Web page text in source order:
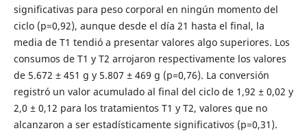
significativas para peso corporal en ningún momento del
ciclo (p=0,92), aunque desde el día 21 hasta el final, la
media de T1 tendió a presentar valores algo superiores. Los
consumos de T1 y T2 arrojaron respectivamente los valores
de 5.672 ± 451 g y 5.807 ± 469 g (p=0,76). La conversión
registró un valor acumulado al final del ciclo de 1,92 ± 0,02 y
2,0 ± 0,12 para los tratamientos T1 y T2, valores que no
alcanzaron a ser estadísticamente significativos (p=0,31).